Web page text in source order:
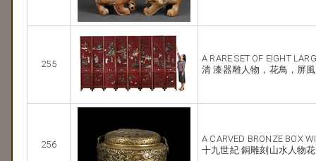
255
A RARE SET OF EIGHT
清 漆器雕人物，花鳥，屏
256
A CARVED BRONZE BOX
十九世紀 銅雕刻山水人物